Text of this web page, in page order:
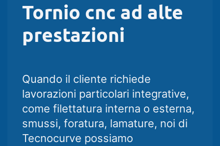
Tornio cnc ad alte
prestazioni​
Quando il cliente richiede
lavorazioni particolari integrative,
come filettatura interna o esterna,
smussi, foratura, lamature, noi di
Tecnocurve possiamo